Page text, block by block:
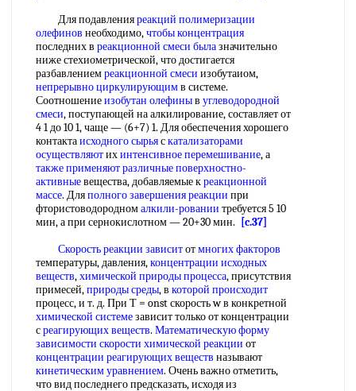
Для подавленияреакций полимеризации
олефинов необходимо,чтобы концентрация
последних в реакционной смеси былазначительно
ниже стехиометрической, что достигается
разбавлениемреакционной смеси изобутаиом,
непрерывно циркулирующимв системе.
Соотношениеизобутан олефиныв углеводородной
смеси, поступающей на алкилирование, составляет от
4 1 до 10 1, чаще — (6+7) 1. Для обеспечения хорошего
контактаисходного сырьяскатализаторами
осуществляютихинтенсивное перемешивание, а
также применяютразличные поверхностно-
активныевещества, добавляемые креакционной
массе. Дляполного завершения реакции при
фтористоводородномалкили-ровании требуется 5 10
мин, а при сернокислотном — 20+30 мин.
[c.37]
Скорость реакции зависитотмногих факторов
температуры, давления,концентрации исходных
веществ,химической природы процесса, присутствия
примесей,природы среды, в которой происходит
процесс, и т. д. При Т = onst скорость w в конкретной
химической системезависит только от концентрации
среагирующих веществ. Математическую форму
зависимости скорости химической реакции от
концентрации реагирующих веществ называют
кинетическим уравнением. Очень важно отметить,
что вид последнего предсказать, исходя из